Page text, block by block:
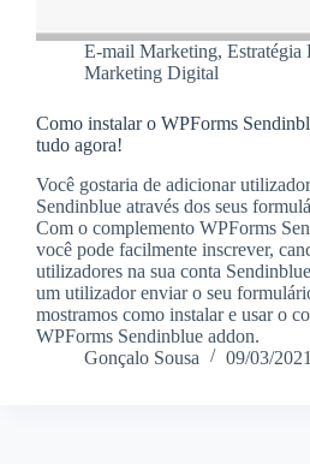
E-mail Marketing, Estratégia
Marketing Digital
Como instalar o WPForms
tudo agora!
Você gostaria de adicionar
Sendinblue através dos seus
Com o complemento WPForms
você pode facilmente inscrever,
utilizadores na sua conta
um utilizador enviar o seu
mostramos como instalar e usar o
WPForms Sendinblue addon.
Gonçalo Sousa
09/03/2021